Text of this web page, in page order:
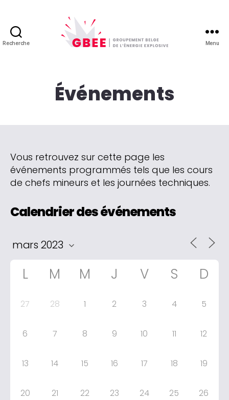
Recherche
de
Menu
Événements
Vous retrouvez sur cette page les
événements programmés tels que les cours
de chefs mineurs et les journées techniques.
Calendrier des événements
L M M J V S D
27 28 1 2 3 4 5
6 7 8 9 10 11 12
13 14 15 16 17 18 19
20 21 22 23 24 25 26